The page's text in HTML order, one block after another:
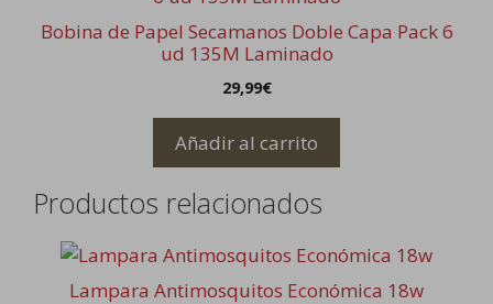
Bobina de Papel Secamanos Doble Capa Pack 6
ud 135M Laminado
29,99€
Añadir al carrito
Productos relacionados
Lampara Antimosquitos Económica 18w